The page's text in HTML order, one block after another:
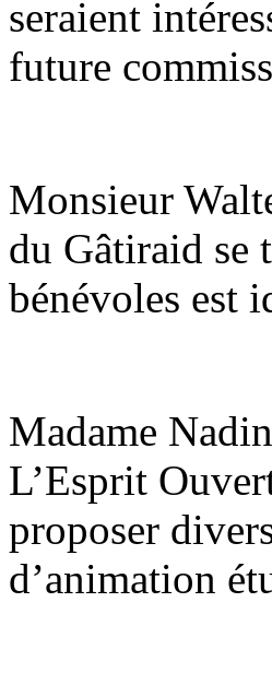
seraient
future
Monsieur
du Gâtiraid se
bénévoles est
Madame
L’Esprit
proposer
d’animation